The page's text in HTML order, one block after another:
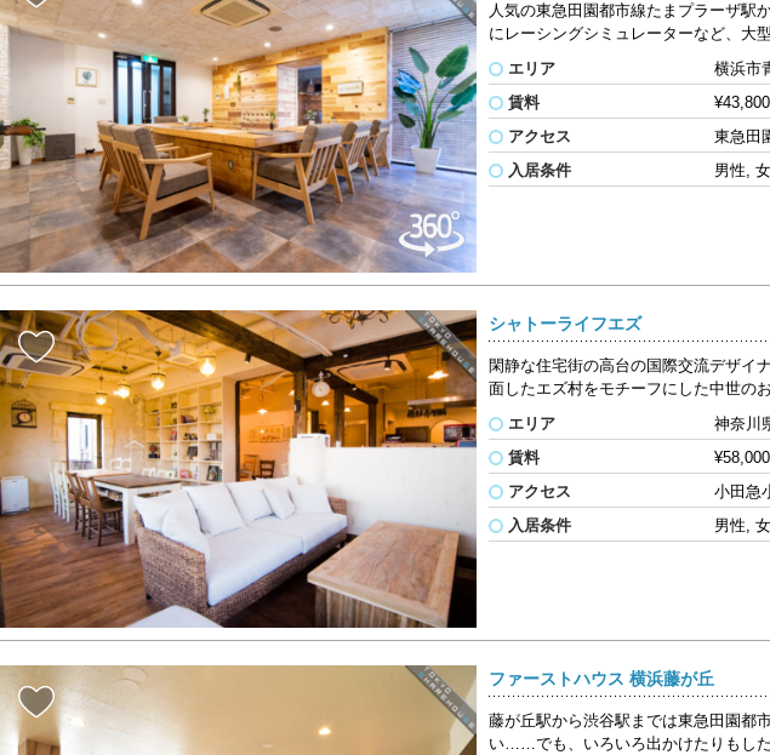
人気の東急田園都市線たまプラーザ駅
にレーシングシミュレーターなど、大
エリア
横浜市
賃料
¥43,800
アクセス
東急田
入居条件
男性,
シャトーライフエズ
閑静な住宅街の高台の国際交流デザイ
面したエズ村をモチーフにした中世の
エリア
神奈川
賃料
¥58,000
アクセス
小田急
入居条件
男性,
ファーストハウス 横浜藤が丘
藤が丘駅から渋谷駅までは東急田園都
い……でも、いろいろ出かけたりもし